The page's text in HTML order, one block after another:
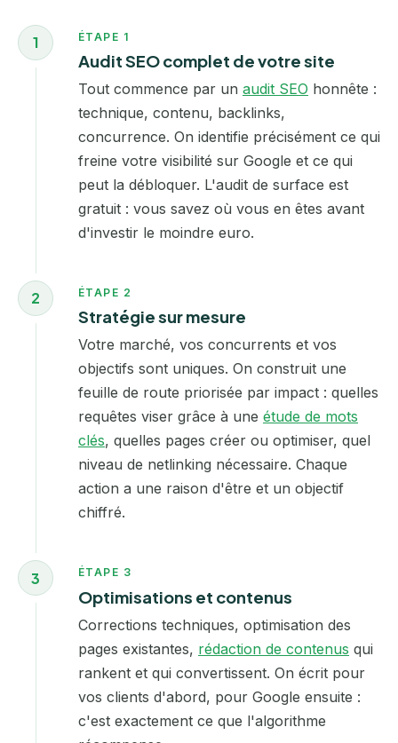
1 ÉTAPE 1
Audit SEO complet de votre site
Tout commence par un audit SEO honnête :
technique, contenu, backlinks,
concurrence. On identifie précisément ce qui
freine votre visibilité sur Google et ce qui
peut la débloquer. L'audit de surface est
gratuit : vous savez où vous en êtes avant
d'investir le moindre euro.
2 ÉTAPE 2
Stratégie sur mesure
Votre marché, vos concurrents et vos
objectifs sont uniques. On construit une
feuille de route priorisée par impact : quelles
requêtes viser grâce à une étude de mots
clés, quelles pages créer ou optimiser, quel
niveau de netlinking nécessaire. Chaque
action a une raison d'être et un objectif
chiffré.
3 ÉTAPE 3
Optimisations et contenus
Corrections techniques, optimisation des
pages existantes, rédaction de contenus qui
rankent et qui convertissent. On écrit pour
vos clients d'abord, pour Google ensuite :
c'est exactement ce que l'algorithme